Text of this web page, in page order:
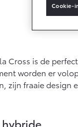
Cross is de
worden er
zijn fraaie design
Cookie-